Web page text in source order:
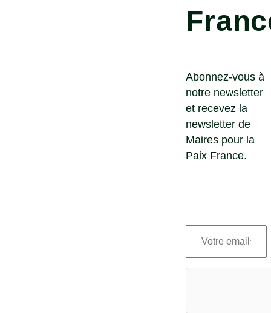
Abonnez-vous à
notre newsletter
et recevez la
newsletter de
Maires pour la
Paix France.